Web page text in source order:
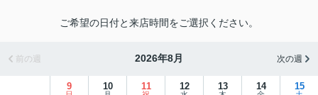
ご希望の日付と来店時間をご選択ください。
前の週 2026年8月 次の週
9 10 11 12 13 14 15